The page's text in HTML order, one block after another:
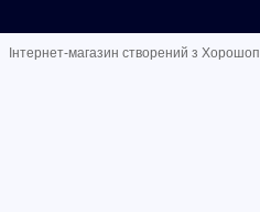
Інтернет-магазин створений з Хорошоп